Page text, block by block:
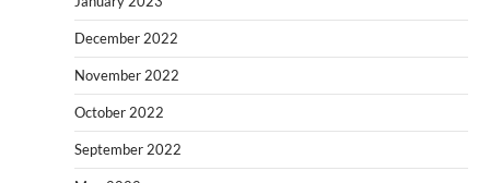
December 2022
November 2022
October 2022
September 2022